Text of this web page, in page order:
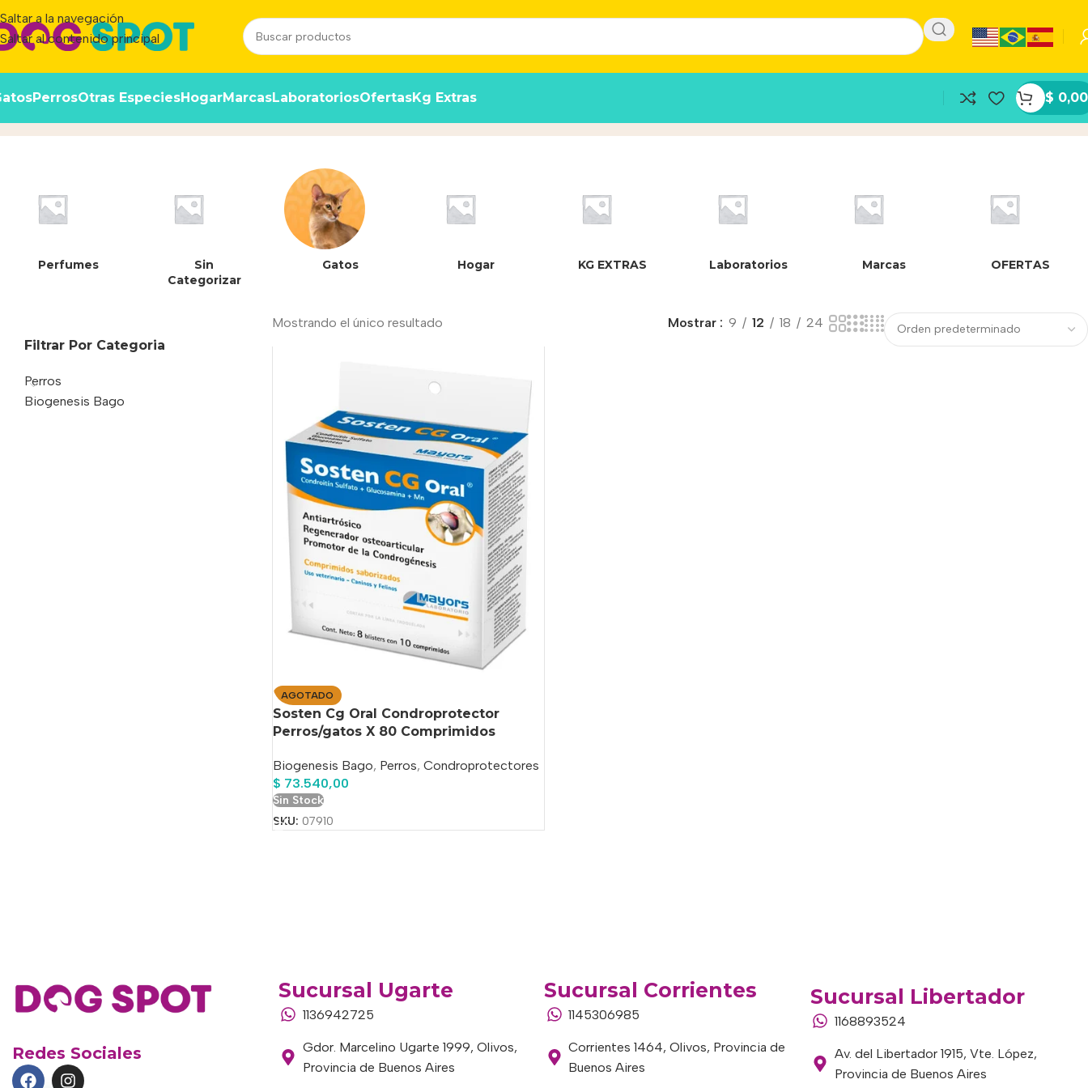
Saltar a la navegación
Saltar al contenido principal
PerrosOtras EspeciesHogarMarcasLaboratoriosOfertasKg Extras $ 0,00
Perfumes
Sin
Categorizar
Gatos Hogar KG EXTRAS Laboratorios Marcas OFERTAS
Filtrar Por Categoria
Perros
Biogenesis Bago
Mostrando el único resultado Mostrar 9 12 18 24
AGOTADO
Sosten Cg Oral Condroprotector
Perros/gatos X 80 Comprimidos
Biogenesis Bago, Perros, Condroprotectores
$ 73.540,00
Sin Stock
SKU: 07910
Redes Sociales
Sucursal Ugarte
1136942725
Gdor. Marcelino Ugarte 1999, Olivos,
Provincia de Buenos Aires
Sucursal Corrientes
1145306985
Corrientes 1464, Olivos, Provincia de
Buenos Aires
Sucursal Libertador
1168893524
Av. del Libertador 1915, Vte. López,
Provincia de Buenos Aires